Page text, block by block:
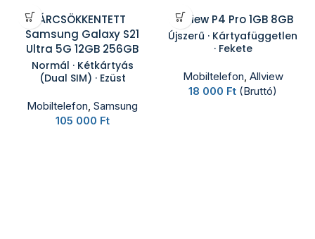
ÁRCSÖKKENTETT
Samsung Galaxy S21
Ultra 5G 12GB 256GB
Normál · Kétkártyás
(Dual SIM) · Ezüst
Mobiltelefon, Samsung
105 000 Ft
Allview P4 Pro 1GB 8GB
Újszerű · Kártyafüggetlen
· Fekete
Mobiltelefon, Allview
18 000 Ft (Bruttó)